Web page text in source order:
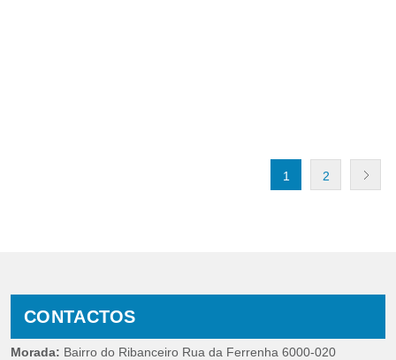
1 2
CONTACTOS
Morada: Bairro do Ribanceiro Rua da Ferrenha 6000-020